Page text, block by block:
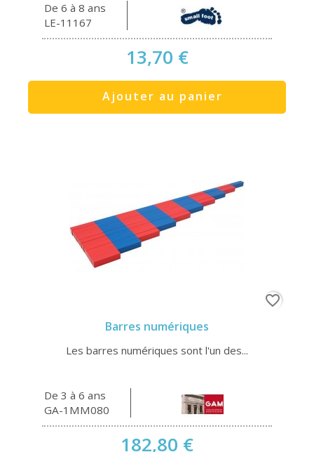
De 6 à 8 ans
LE-11167
13,70 €
Ajouter au panier
Barres numériques
Les barres numériques sont l'un des...
De 3 à 6 ans
GA-1MM080
182,80 €
favorite_border